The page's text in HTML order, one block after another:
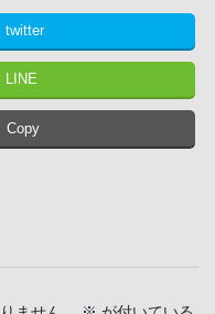
twitter
LINE
Copy